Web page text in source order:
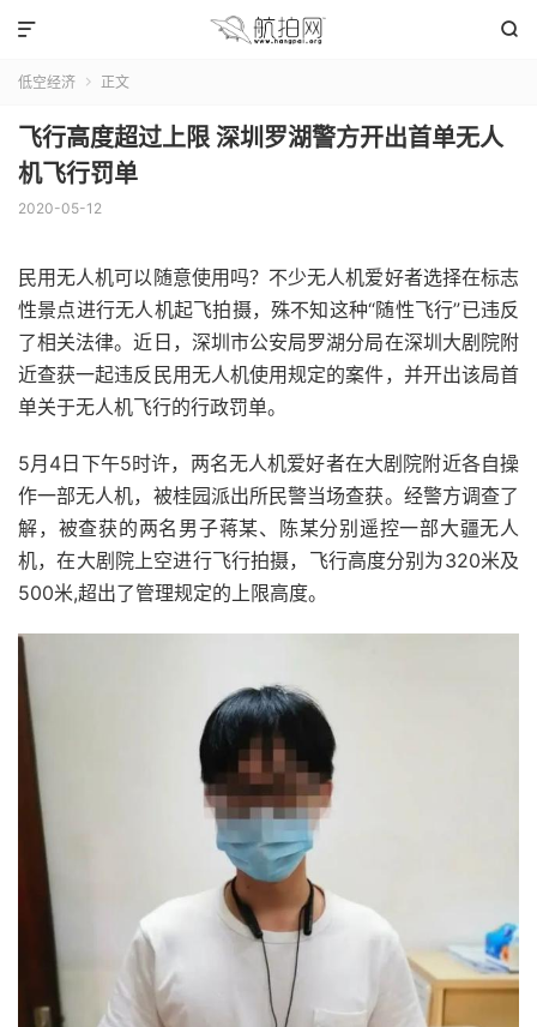


低空经济  正文
飞行高度超过上限 深圳罗湖警方开出首单无人
机飞行罚单
2020-05-12
民用无人机可以随意使用吗？不少无人机爱好者选择在标志
性景点进行无人机起飞拍摄，殊不知这种“随性飞行”已违反
了相关法律。近日，深圳市公安局罗湖分局在深圳大剧院附
近查获一起违反民用无人机使用规定的案件，并开出该局首
单关于无人机飞行的行政罚单。
5月4日下午5时许，两名无人机爱好者在大剧院附近各自操
作一部无人机，被桂园派出所民警当场查获。经警方调查了
解，被查获的两名男子蒋某、陈某分别遥控一部大疆无人
机，在大剧院上空进行飞行拍摄， 飞行高度分别为320米及
500米,超出了管理规定的上限高度。